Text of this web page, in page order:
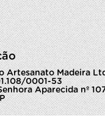
Artesanato Madeira
0001-53
Aparecida nº